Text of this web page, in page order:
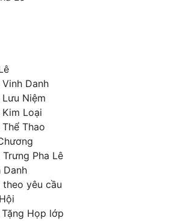
Vinh Danh
Lưu Niệm
Kim Loại
Thao
Trưng Pha Lê
Danh
theo yêu cầu
Tặng Họp lớp